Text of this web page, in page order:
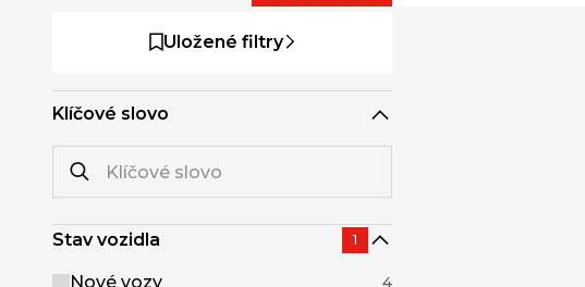
Uložené filtry
Klíčové slovo
Stav vozidla 1
Nové vozy 4